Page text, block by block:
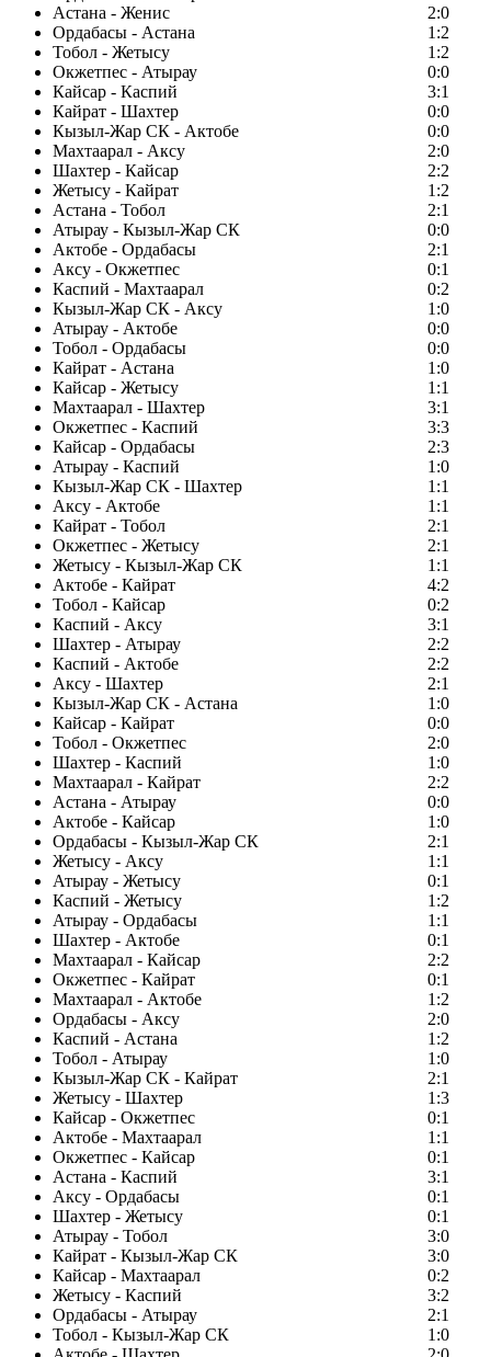
Астана - Женис
2:0
Ордабасы - Астана
1:2
Тобол - Жетысу
1:2
Окжетпес - Атырау
0:0
Кайсар - Каспий
3:1
Кайрат - Шахтер
0:0
Кызыл-Жар СК - Актобе
0:0
Махтаарал - Аксу
2:0
Шахтер - Кайсар
2:2
Жетысу - Кайрат
1:2
Астана - Тобол
2:1
Атырау - Кызыл-Жар СК
0:0
Актобе - Ордабасы
2:1
Аксу - Окжетпес
0:1
Каспий - Махтаарал
0:2
Кызыл-Жар СК - Аксу
1:0
Атырау - Актобе
0:0
Тобол - Ордабасы
0:0
Кайрат - Астана
1:0
Кайсар - Жетысу
1:1
Махтаарал - Шахтер
3:1
Окжетпес - Каспий
3:3
Кайсар - Ордабасы
2:3
Атырау - Каспий
1:0
Кызыл-Жар СК - Шахтер
1:1
Аксу - Актобе
1:1
Кайрат - Тобол
2:1
Окжетпес - Жетысу
2:1
Жетысу - Кызыл-Жар СК
1:1
Актобе - Кайрат
4:2
Тобол - Кайсар
0:2
Каспий - Аксу
3:1
Шахтер - Атырау
2:2
Каспий - Актобе
2:2
Аксу - Шахтер
2:1
Кызыл-Жар СК - Астана
1:0
Кайсар - Кайрат
0:0
Тобол - Окжетпес
2:0
Шахтер - Каспий
1:0
Махтаарал - Кайрат
2:2
Астана - Атырау
0:0
Актобе - Кайсар
1:0
Ордабасы - Кызыл-Жар СК
2:1
Жетысу - Аксу
1:1
Атырау - Жетысу
0:1
Каспий - Жетысу
1:2
Атырау - Ордабасы
1:1
Шахтер - Актобе
0:1
Махтаарал - Кайсар
2:2
Окжетпес - Кайрат
0:1
Махтаарал - Актобе
1:2
Ордабасы - Аксу
2:0
Каспий - Астана
1:2
Тобол - Атырау
1:0
Кызыл-Жар СК - Кайрат
2:1
Жетысу - Шахтер
1:3
Кайсар - Окжетпес
0:1
Актобе - Махтаарал
1:1
Окжетпес - Кайсар
0:1
Астана - Каспий
3:1
Аксу - Ордабасы
0:1
Шахтер - Жетысу
0:1
Атырау - Тобол
3:0
Кайрат - Кызыл-Жар СК
3:0
Кайсар - Махтаарал
0:2
Жетысу - Каспий
3:2
Ордабасы - Атырау
2:1
Тобол - Кызыл-Жар СК
1:0